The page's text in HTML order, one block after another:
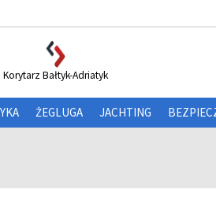
Korytarz Bałtyk-Adriatyk
ŻEGLUGA JACHTING